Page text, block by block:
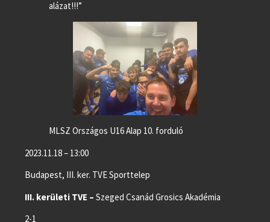
alázat!!!”
MLSZ Országos U16 Alap 10. forduló
2023.11.18 – 13:00
Budapest, III. ker. TVE Sporttelep
III. kerületi TVE – Szeged Csanád Grosics Akadémia
2-1